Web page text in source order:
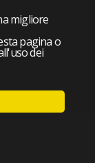
migliore
pagina o
dei